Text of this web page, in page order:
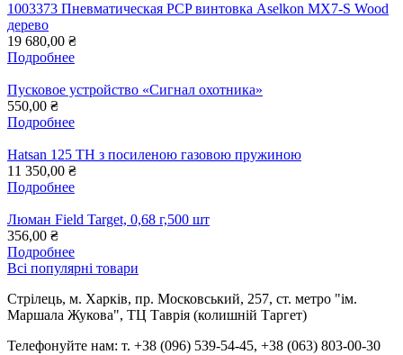
1003373 Пневматическая PCP винтовка Aselkon MX7-S Wood
дерево
19 680,00 ₴
Подробнее
Пусковое устройство «Сигнал охотника»
550,00 ₴
Подробнее
Hatsan 125 TH з посиленою газовою пружиною
11 350,00 ₴
Подробнее
Люман Field Target, 0,68 г,500 шт
356,00 ₴
Подробнее
Всі популярні товари
Стрілець, м. Харків, пр. Московський, 257, ст. метро "ім.
Маршала Жукова", ТЦ Таврія (колишній Таргет)
Телефонуйте нам: т. +38 (096) 539-54-45, +38 (063) 803-00-30